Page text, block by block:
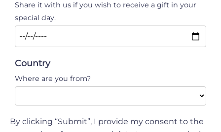
Share it with us if you wish to receive a gift in your
special day.
Country
Where are you from?
By clicking “Submit”, I provide my consent to the